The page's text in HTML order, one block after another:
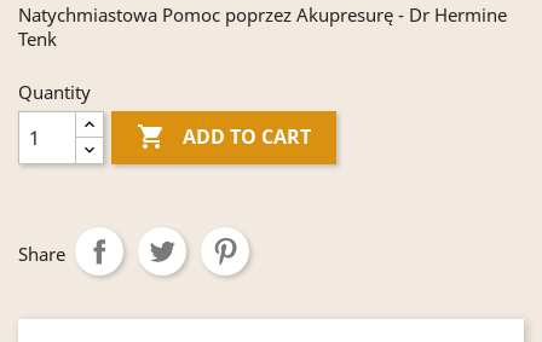
Natychmiastowa Pomoc poprzez Akupresurę - Dr Hermine
Tenk
Quantity
 ADD TO CART
Share